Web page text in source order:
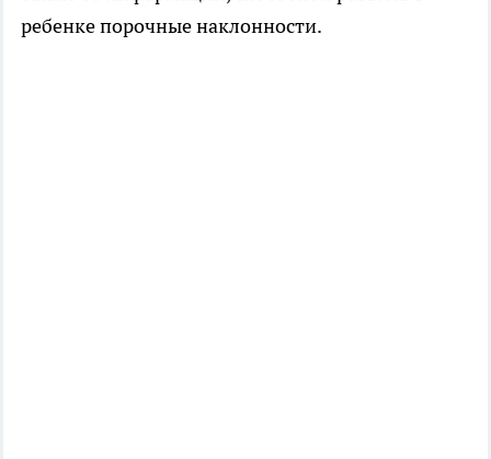
ребенке порочные наклонности.